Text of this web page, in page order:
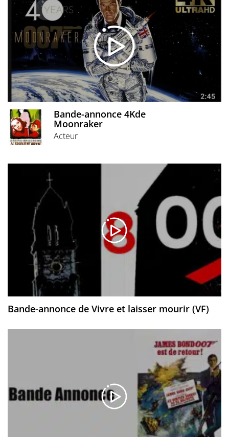
Bande-annonce 4Kde
Moonraker
Acteur
Bande-annonce de Vivre et laisser mourir (VF)